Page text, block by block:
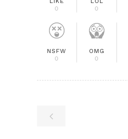
0
0
NSFW
0
OMG
0